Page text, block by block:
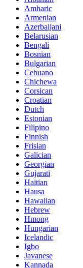
Amharic
Armenian
Azerbaijani
Belarusian
Bengali
Bosnian
Bulgarian
Cebuano
Chichewa
Corsican
Croatian
Dutch
Estonian
Filipino
Finnish
Frisian
Galician
Georgian
Gujarati
Haitian
Hausa
Hawaiian
Hebrew
Hmong
Hungarian
Icelandic
Igbo
Javanese
Kannada